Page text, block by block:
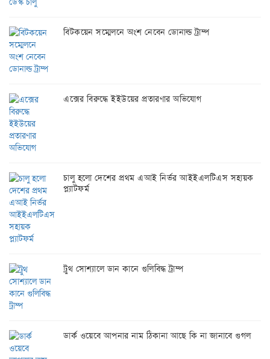
বিটকয়েন সম্মেলনে অংশ নেবেন ডোনাল্ড ট্রাম্প
এক্সের বিরুদ্ধে ইইউয়ের প্রতারণার অভিযোগ
চালু হলো দেশের প্রথম এআই নির্ভর আইইএলটিএস সহায়ক
প্ল্যাটফর্ম
ট্রুথ সোশ্যালে ডান কানে গুলিবিদ্ধ ট্রাম্প
ডার্ক ওয়েবে আপনার নাম ঠিকানা আছে কি না জানাবে গুগল